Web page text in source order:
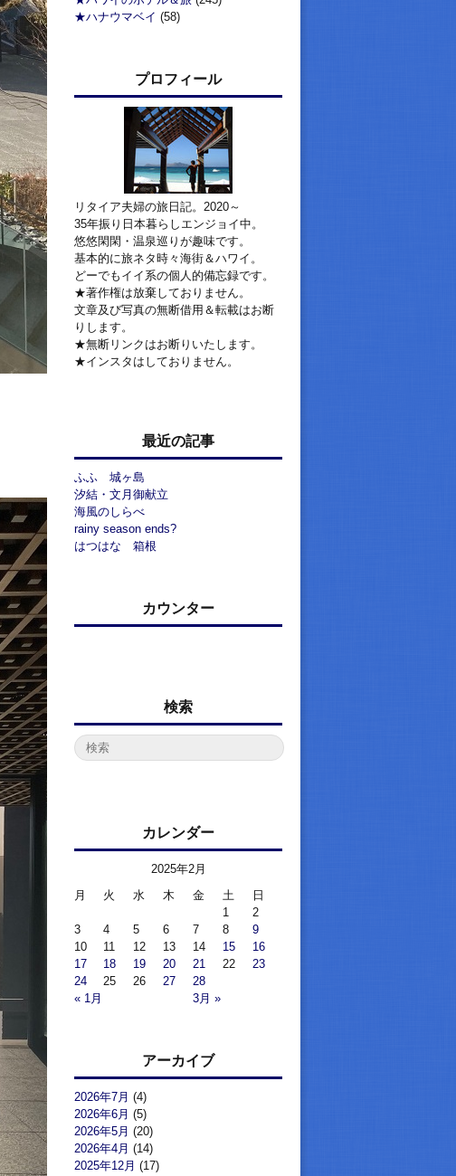
★ハナウマベイ (58)
プロフィール
リタイア夫婦の旅日記。2020～
35年振り日本暮らしエンジョイ中。
悠悠閑閑・温泉巡りが趣味です。
基本的に旅ネタ時々海街＆ハワイ。
どーでもイイ系の個人的備忘録です。
★著作権は放棄しておりません。
文章及び写真の無断借用＆転載はお断
りします。
★無断リンクはお断りいたします。
★インスタはしておりません。
最近の記事
ふふ 城ヶ島
汐結・文月御献立
海風のしらべ
rainy season ends?
はつはな 箱根
カウンター
検索
カレンダー
2025年2月
月
火 水 木 金 土 日
« 1月 3月 »
1
2
3
4 5 6 7 8
9
10
11 12 13 14 15
16
17
18 19 20 21 22
23
24
25 26 27 28
アーカイブ
2026年7月 (4)
2026年6月 (5)
2026年5月 (20)
2026年4月 (14)
2025年12月 (17)